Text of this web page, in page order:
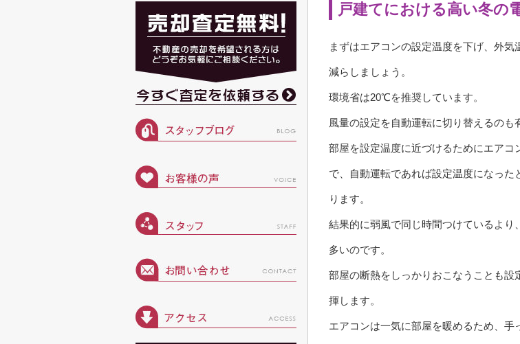
戸建てにおける高い冬の
まずはエアコンの設定温度を下げ、外気
減らしましょう。
環境省は20℃を推奨しています。
風量の設定を自動運転に切り替えるのも
部屋を設定温度に近づけるためにエアコ
で、自動運転であれば設定温度になった
ります。
結果的に弱風で同じ時間つけているより
多いのです。
部屋の断熱をしっかりおこなうことも設
揮します。
エアコンは一気に部屋を暖めるため、手